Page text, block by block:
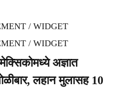
/ WIDGET
/ WIDGET
अज्ञात
लहान मुलासह 10